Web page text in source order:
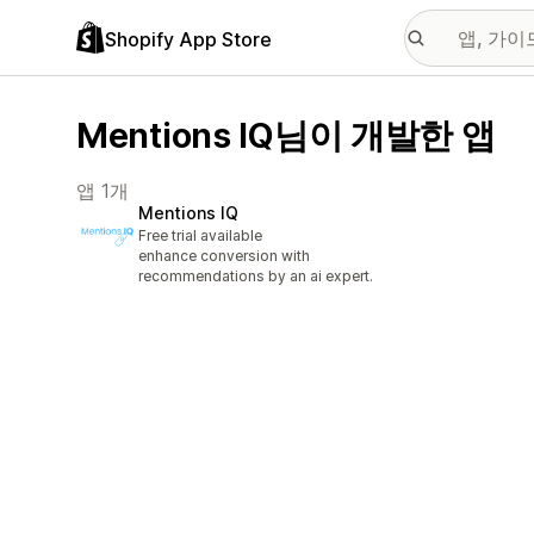
Shopify App Store
Mentions IQ님이 개발한 앱
앱 1개
Mentions IQ
Free trial available
enhance conversion with
recommendations by an ai expert.